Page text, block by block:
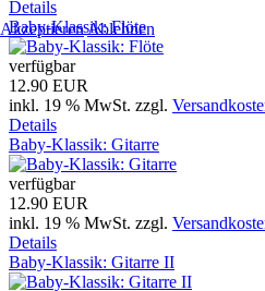
Details
Baby-Klassik: Flöte
verfügbar
12.90 EUR
inkl. 19 % MwSt. zzgl.
Details
Baby-Klassik: Gitarre
verfügbar
12.90 EUR
inkl. 19 % MwSt. zzgl.
Details
Baby-Klassik: Gitarre II
AkzeptierenAblehnen